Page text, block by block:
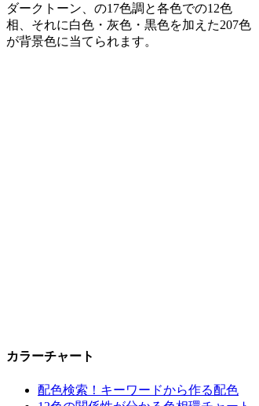
ダークトーン、の17色調と各色での12色
相、それに白色・灰色・黒色を加えた207色
が背景色に当てられます。
カラーチャート
配色検索！キーワードから作る配色